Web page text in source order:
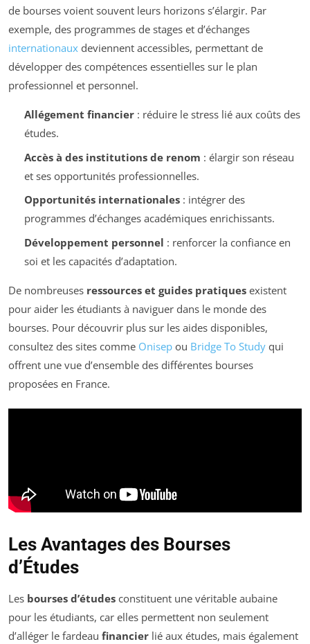
de bourses voient souvent leurs horizons s’élargir. Par
exemple, des programmes de stages et d’échanges
internationaux deviennent accessibles, permettant de
développer des compétences essentielles sur le plan
professionnel et personnel.
Allégement financier: réduire le stress lié aux coûts des
études.
Accès à des institutions de renom : élargir son réseau
et ses opportunités professionnelles.
Opportunités internationales: intégrer des
programmes d’échanges académiques enrichissants.
Développement personnel : renforcer la confiance en
soi et les capacités d’adaptation.
De nombreuses ressources et guides pratiques existent
pour aider les étudiants à naviguer dans le monde des
bourses. Pour découvrir plus sur les aides disponibles,
consultez des sites comme Onisep ou Bridge To Study qui
offrent une vue d’ensemble des différentes bourses
proposées en France.
Les Avantages des Bourses
d’Études
Les bourses d’études constituent une véritable aubaine
pour les étudiants, car elles permettent non seulement
d’alléger le fardeau financier lié aux études, mais également